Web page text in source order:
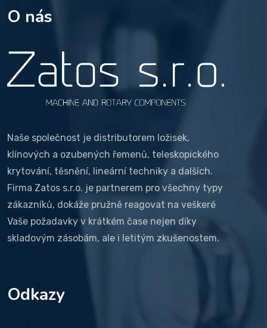
O nás
Naše společnost je distributorem ložisek,
klínových a ozubených řemenů, teleskopického
krytování, těsnění, lineární techniky a dalších.
Firma Zatos s.r.o. je partnerem pro všechny typy
zákazníků, dokáže pružně reagovat na veškeré
Vaše požadavky v krátkém čase nejen díky
skladovým zásobám, ale i letitým zkušenostem.
Odkazy